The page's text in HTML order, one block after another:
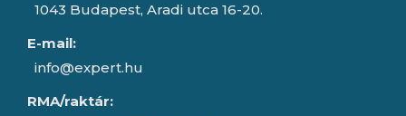
1043 Budapest, Aradi utca 16-20.
E-mail:
info@expert.hu
RMA/raktár: